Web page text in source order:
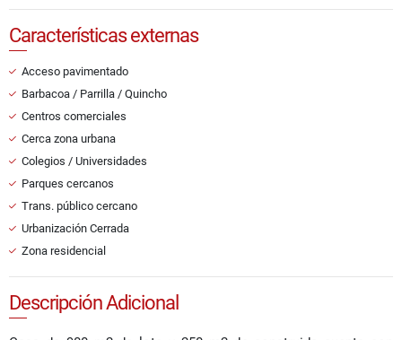
Características externas
Acceso pavimentado
Barbacoa / Parrilla / Quincho
Centros comerciales
Cerca zona urbana
Colegios / Universidades
Parques cercanos
Trans. público cercano
Urbanización Cerrada
Zona residencial
Descripción Adicional